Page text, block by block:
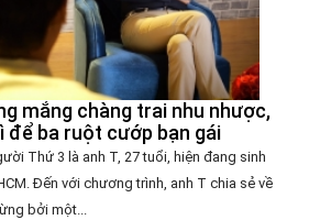
mắng chàng trai nhu nhược,
để ba ruột cướp bạn gái
Thứ 3 là anh T, 27 tuổi, hiện đang sinh
Đến với chương trình, anh T chia sẻ về
bởi một...